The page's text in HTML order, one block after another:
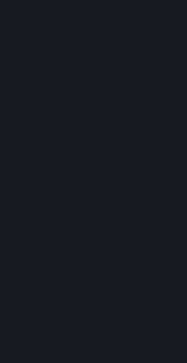
Възстановявания за заглавия,
Когато закупите заглавие в
двучасовото ограничение на
възстановяване ще е приложимо
Но 14-дневният период за
преди датата за излизане. Ето
игрално време ще се отчита към
възстановяване. Ако
може да бъде пускано преди
изискате възстановяване по
стандартният 14-дневен/
се прилага, считано от датата за
Може да изискате
портфейл в четиринадесет
били закупени в Steam и все още